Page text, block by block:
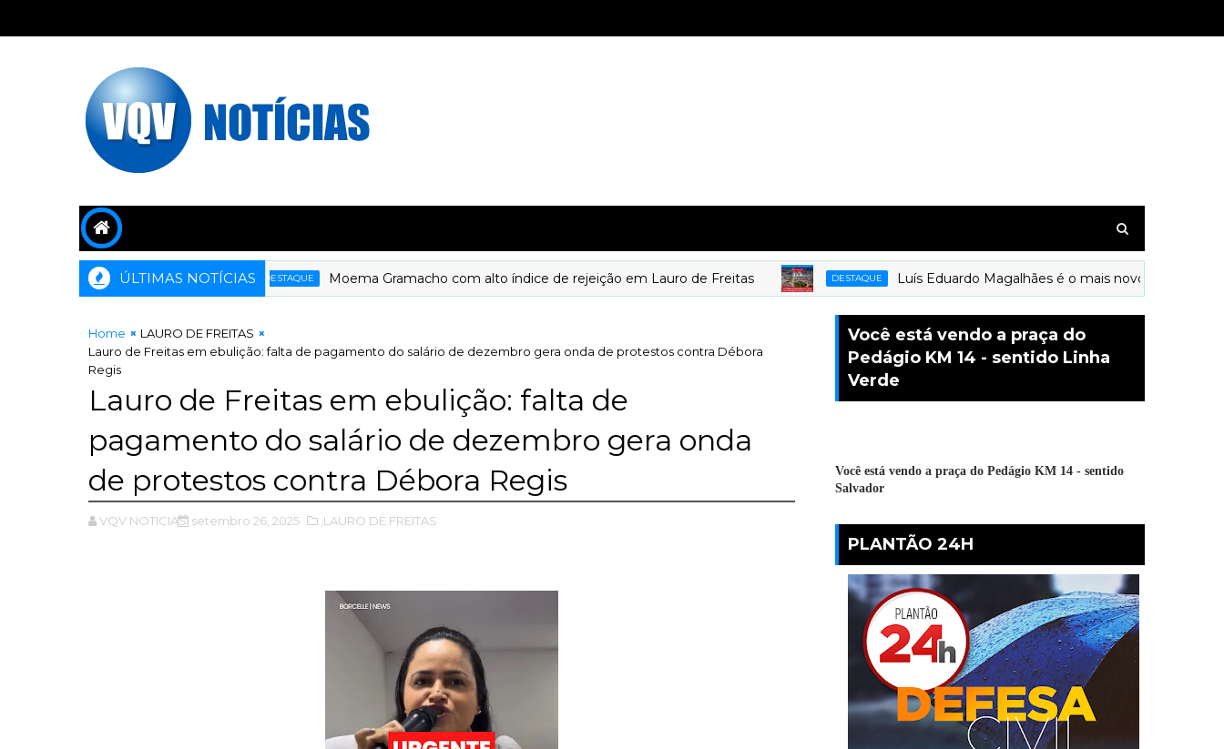
ÚLTIMAS NOTÍCIASDESTAQUE Moema Gramacho com alto índice de rejeição em Lauro de Freitas DESTAQUE Luís Eduardo Magalhães é o mais novo município a
Home
LAURO DE FREITAS
Lauro de Freitas em ebulição: falta de pagamento do salário de dezembro gera onda de protestos contra Débora
Regis
Lauro de Freitas em ebulição: falta de
pagamento do salário de dezembro gera onda
de protestos contra Débora Regis
VQV NOTICIAS setembro 26, 2025 ,LAURO DE FREITAS
Você está vendo a praça do
Pedágio KM 14 - sentido Linha
Verde
Você está vendo a praça do Pedágio KM 14 - sentido
Salvador
PLANTÃO 24H